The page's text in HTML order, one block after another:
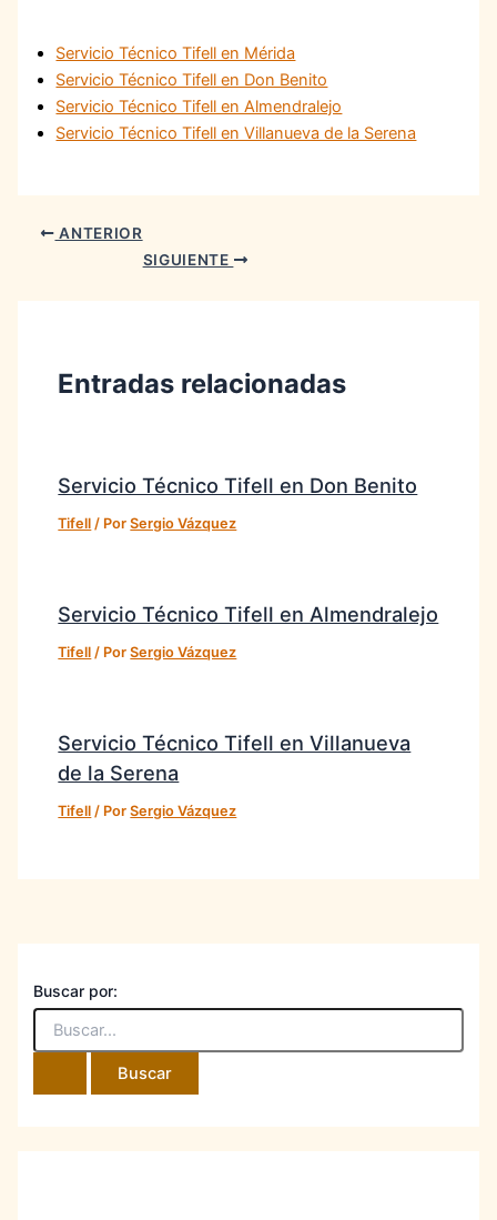
Servicio Técnico Tifell en Mérida
Servicio Técnico Tifell en Don Benito
Servicio Técnico Tifell en Almendralejo
Servicio Técnico Tifell en Villanueva de la Serena
ANTERIOR
SIGUIENTE
Entradas relacionadas
Servicio Técnico Tifell en Don Benito
Tifell / PorSergio Vázquez
Servicio Técnico Tifell en Almendralejo
Tifell / PorSergio Vázquez
Servicio Técnico Tifell en Villanueva
de la Serena
Tifell / PorSergio Vázquez
Buscar por: